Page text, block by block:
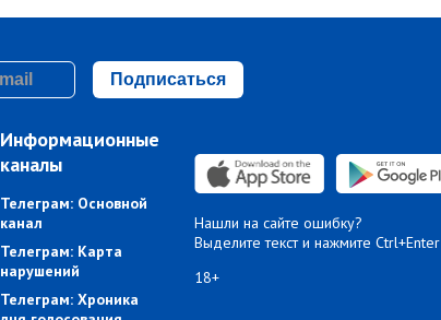
Подписаться
Информационные
каналы
Телеграм: Основной
канал
Телеграм: Карта
нарушений
Телеграм: Хроника
Нашли на сайте ошибку?
Выделите текст и нажмите Ctrl+Enter
18+